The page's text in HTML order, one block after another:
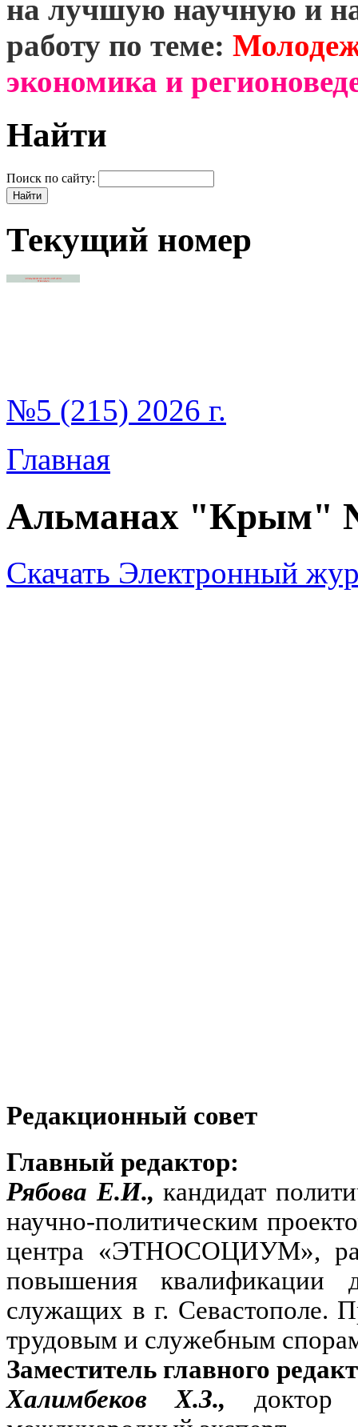
на лучшую научную и
работу по теме:
экономика и
Найти
Поиск по сайту:
Текущий номер
№5 (215) 2026 г.
Главная
Альманах "Крым"
Скачать Электронный
Редакционный совет
Главный редактор:
Рябова Е.И.,кандидат
научно-политическим
центра «ЭТНОСОЦИУМ»,
повышения квалификации
служащих в г. Севастополе.
трудовым и служебным
Заместитель главного
Халимбеков Х.З., доктор